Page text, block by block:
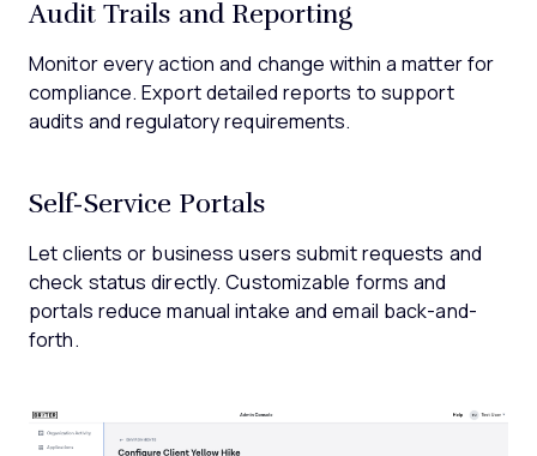
Audit Trails and Reporting
Monitor every action and change within a matter for
compliance. Export detailed reports to support
audits and regulatory requirements.
Self-Service Portals
Let clients or business users submit requests and
check status directly. Customizable forms and
portals reduce manual intake and email back-and-
forth.